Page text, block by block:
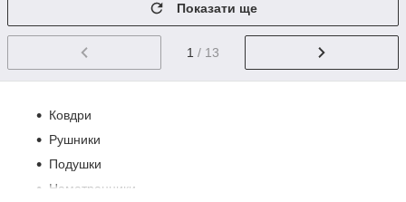
Показати ще
1 / 13
Ковдри
Рушники
Подушки
Наматрацники